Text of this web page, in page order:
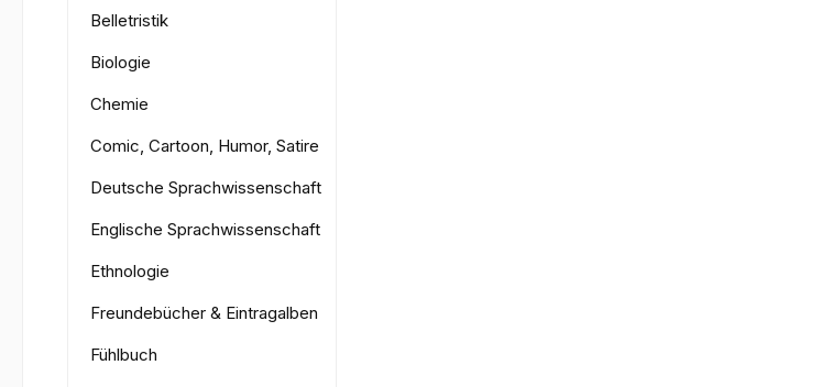
Belletristik
Biologie
Chemie
Comic, Cartoon, Humor, Satire
Deutsche Sprachwissenschaft
Englische Sprachwissenschaft
Ethnologie
Freundebücher & Eintragalben
Fühlbuch